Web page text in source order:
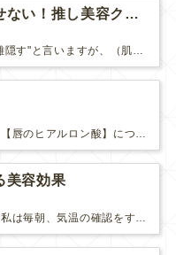
美白ケアに欠かせない！推し美容クリーム
昔から"色の白いは七難隠す"と言いますが、（肌の色が白ければ少しくらいの欠点は隠れて美しく見えること）『美白』は永遠のテーマの一…
こんにちは。本日は、【唇のヒアルロン酸】についてご紹介します。唇のヒアルロン酸注射と聞くと、著名人のボテっとした不自然なイメージ…
美容効果